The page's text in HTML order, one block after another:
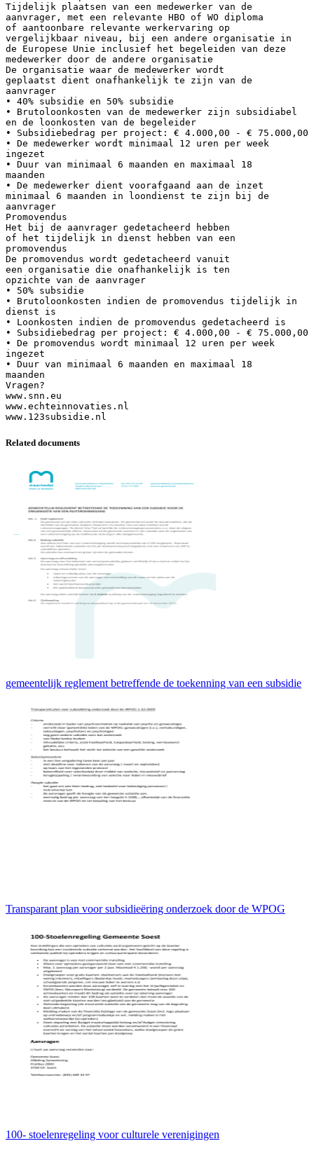
Tijdelijk plaatsen van een medewerker van de
aanvrager, met een relevante HBO of WO diploma
of aantoonbare relevante werkervaring op
vergelijkbaar niveau, bij een andere organisatie in
de Europese Unie inclusief het begeleiden van deze
medewerker door de andere organisatie
De organisatie waar de medewerker wordt
geplaatst dient onafhankelijk te zijn van de
aanvrager
• 40% subsidie en 50% subsidie
• Brutoloonkosten van de medewerker zijn subsidiabel
en de loonkosten van de begeleider
• Subsidiebedrag per project: € 4.000,00 - € 75.000,00
• De medewerker wordt minimaal 12 uren per week
ingezet
• Duur van minimaal 6 maanden en maximaal 18
maanden
• De medewerker dient voorafgaand aan de inzet
minimaal 6 maanden in loondienst te zijn bij de
aanvrager
Promovendus
Het bij de aanvrager gedetacheerd hebben
of het tijdelijk in dienst hebben van een
promovendus
De promovendus wordt gedetacheerd vanuit
een organisatie die onafhankelijk is ten
opzichte van de aanvrager
• 50% subsidie
• Brutoloonkosten indien de promovendus tijdelijk in
dienst is
• Loonkosten indien de promovendus gedetacheerd is
• Subsidiebedrag per project: € 4.000,00 - € 75.000,00
• De promovendus wordt minimaal 12 uren per week
ingezet
• Duur van minimaal 6 maanden en maximaal 18
maanden
Vragen?
www.snn.eu
www.echteinnovaties.nl
Related documents
gemeentelijk reglement betreffende de toekenning van een subsidie
Transparant plan voor subsidieëring onderzoek door de WPOG
100- stoelenregeling voor culturele verenigingen